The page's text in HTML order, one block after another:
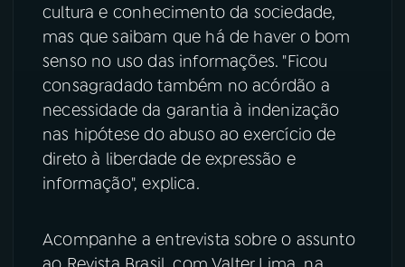
cultura e conhecimento da sociedade,
mas que saibam que há de haver o bom
senso no uso das informações. "Ficou
consagradado também no acórdão a
necessidade da garantia à indenização
nas hipótese do abuso ao exercício de
direto à liberdade de expressão e
informação", explica.
Acompanhe a entrevista sobre o assunto